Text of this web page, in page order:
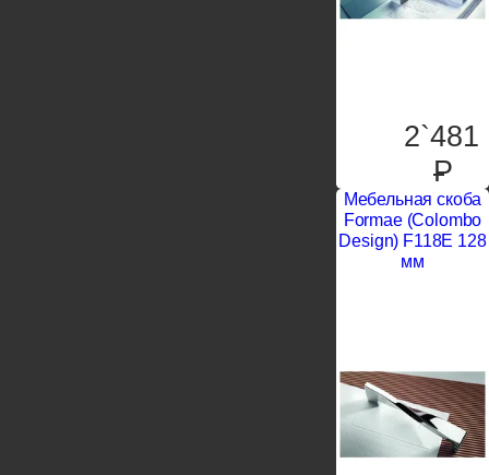
2`481
P
Мебельная скоба
Formae (Colombo
Design) F118E 128
мм